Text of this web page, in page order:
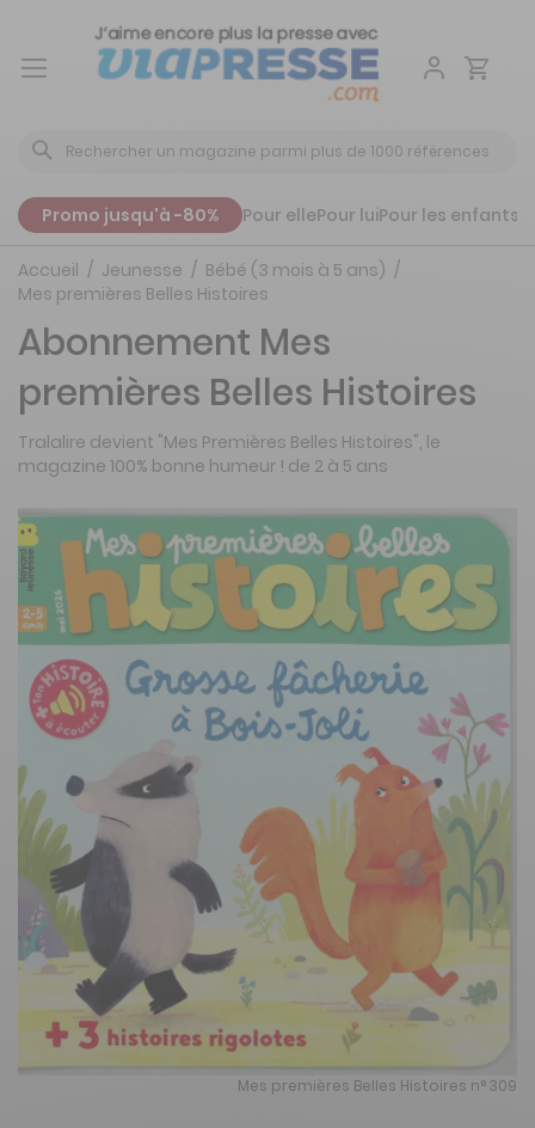
Aller
Promo jusqu'à -80% Pour ellePour luiPour les enfants
Accueil Jeunesse
Bébé (3 mois à 5 ans)
Mes premières Belles Histoires
Mes premières Belles Histoires n° 309
Abonnement Mes
premières Belles Histoires
Tralalire devient "Mes Premières Belles Histoires", le
magazine 100% bonne humeur ! de 2 à 5 ans